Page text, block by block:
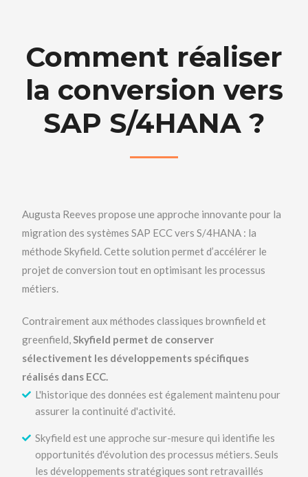
Comment réaliser
la conversion vers
SAP S/4HANA ?
Augusta Reeves propose une approche innovante pour la
migration des systèmes SAP ECC vers S/4HANA : la
méthode Skyfield. Cette solution permet d’accélérer le
projet de conversion tout en optimisant les processus
métiers.
Contrairement aux méthodes classiques brownfield et
greenfield,Skyfield permet de conserver
sélectivement les développements spécifiques
réalisés dans ECC.
L'historique des données est également maintenu pour
assurer la continuité d'activité.
Skyfield est une approche sur-mesure qui identifie les
opportunités d'évolution des processus métiers. Seuls
les développements stratégiques sont retravaillés